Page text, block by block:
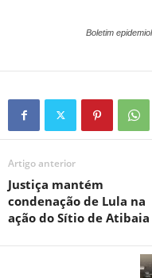
Boletim
Artigo anterior
Justiça mantém
condenação de Lula na
ação do Sítio de Atibaia